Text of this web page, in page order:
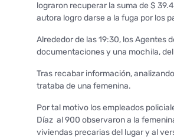
lograron recuperar la suma de $
autora logro darse a la fuga por los
Alrededor de las 19:30, los
documentaciones y una mochila,
Tras recabar información,
trataba de una femenina.
Por tal motivo los empleados
Díaz al 900 observaron a la
viviendas precarias del lugar y al